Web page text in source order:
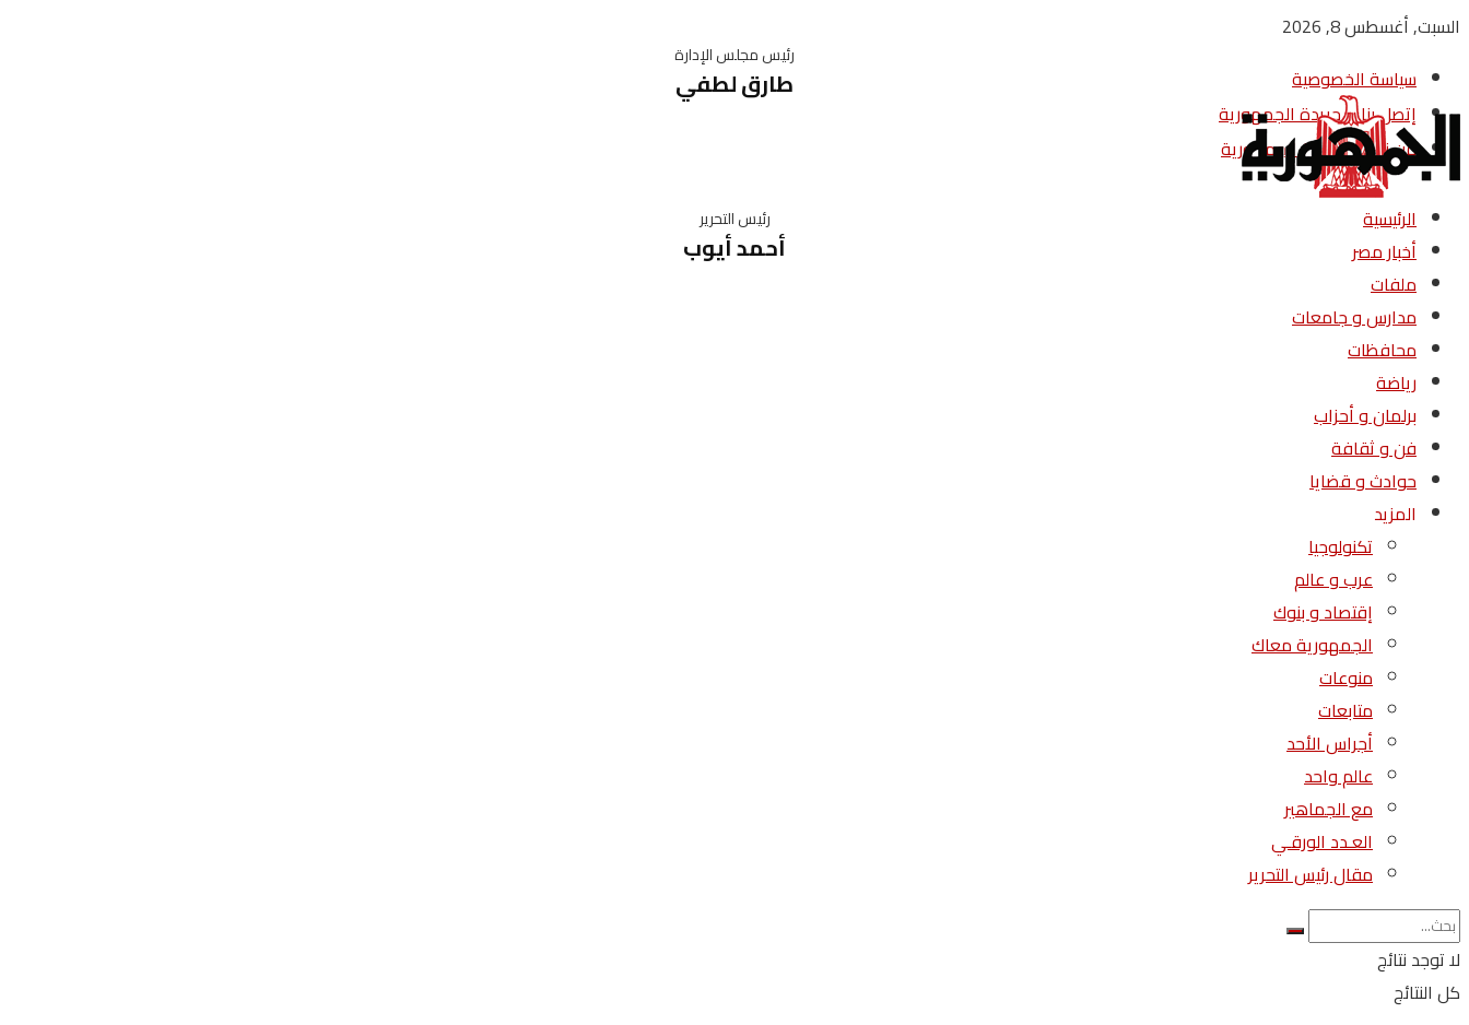
السبت, أغسطس 8, 2026
سياسة الخصوصية
إتصل بنا – جريدة الجمهورية
من نحن – جريدة الجمهورية
رئيس مجلس الإدارة
طارق لطفي
رئيس التحرير
أحمد أيوب
الرئيسية
أخبار مصر
ملفات
مدارس و جامعات
محافظات
رياضة
برلمان و أحزاب
فن و ثقافة
حوادث و قضايا
المزيد
تكنولوجيا
عرب و عالم
إقتصاد و بنوك
الجمهورية معاك
منوعات
متابعات
أجراس الأحد
عالم واحد
مع الجماهير
العـدد الورقـي
مقال رئيس التحرير
لا توجد نتائج
كل النتائج